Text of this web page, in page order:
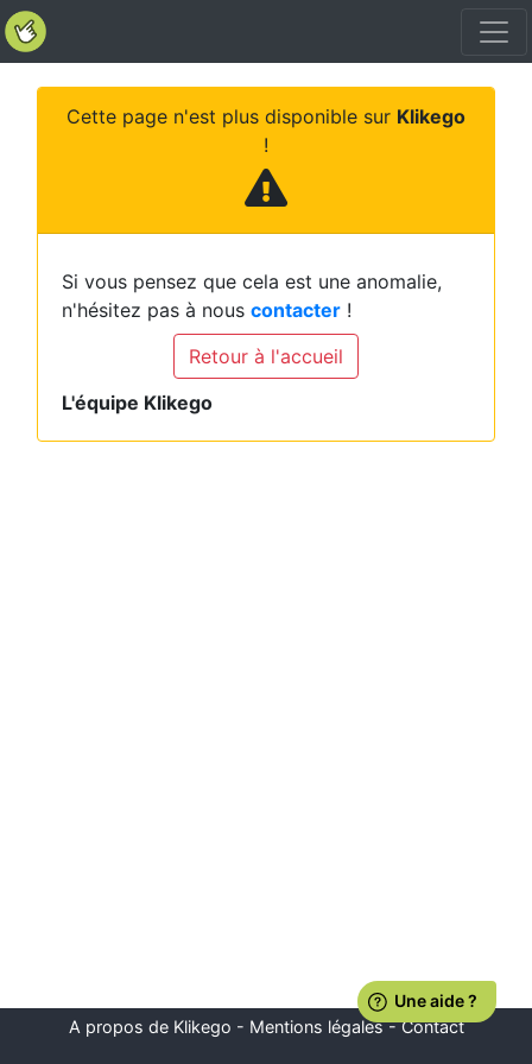
Cette page n'est plus disponible sur Klikego
!
Si vous pensez que cela est une anomalie,
n'hésitez pas à nous contacter !
Retour à l'accueil
L'équipe Klikego
A propos de Klikego - Mentions légales-Contact